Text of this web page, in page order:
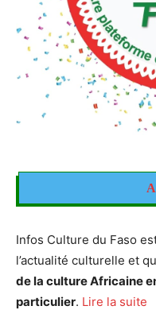
Infos Culture du Faso
l’actualité culturelle et
de la culture Africaine
particulier. Lire la suite